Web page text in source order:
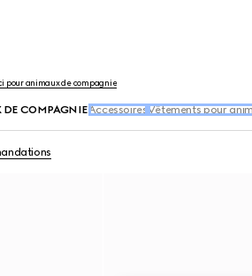
pour animaux de compagnie
DE COMPAGNIE Accessoires Vêtements pour